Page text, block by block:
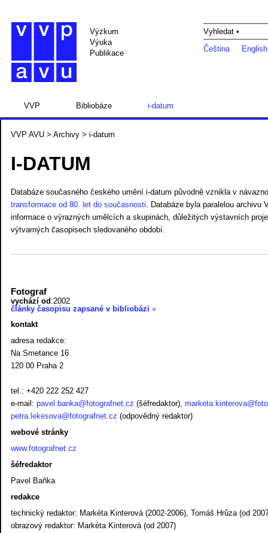
Výzkum
Výuka
Publikace
Vyhledat •
Čeština
English
VVP Bibliobáze i-datum
VVP AVU > Archivy > i-datum
I-DATUM
Databáze současného českého umění i-datum původně vznikla v
transformace od 80. let do současnosti. Databáze byla paralelou archivu
informace o výrazných umělcích a skupinách, důležitých výstavních
výtvarných časopisech sledovaného období.
Fotograf
vychází od :2002
články časopisu zapsané v bibliobázi »
kontakt
adresa redakce:
Na Smetance 16
120 00 Praha 2
tel.: +420 222 252 427
e-mail: pavel.banka@fotografnet.cz (šéfredaktor),
petra.lekesova@fotografnet.cz (odpovědný redaktor)
webové stránky
www.fotografnet.cz
šéfredaktor
Pavel Baňka
redakce
technický redaktor: Markéta Kinterová (2002-2006), Tomáš Hrůza (od
obrazový redaktor: Markéta Kinterová (od 2007)